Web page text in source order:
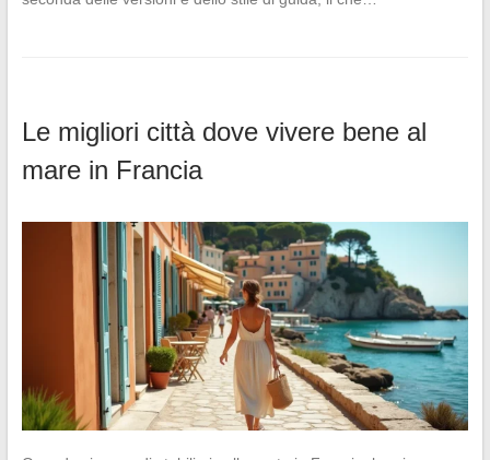
Le migliori città dove vivere bene al
mare in Francia